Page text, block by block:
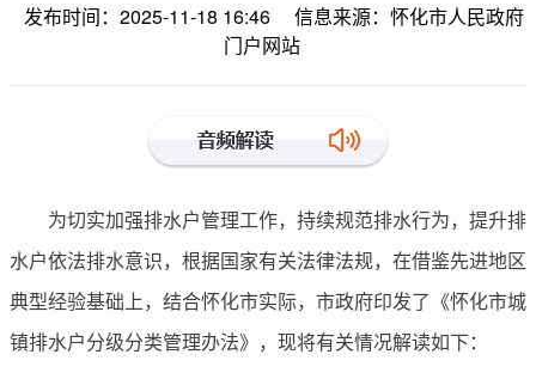
发布时间：2025-11-18 16:46
信息来源：怀化市人民政府
门户网站
为切实加强排水户管理工作，持续规范排水行为，提升排
水户依法排水意识，根据国家有关法律法规，在借鉴先进地区
典型经验基础上，结合怀化市实际，市政府印发了《怀化市城
镇排水户分级分类管理办法》，现将有关情况解读如下：